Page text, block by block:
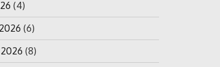
(4)
(6)
(8)